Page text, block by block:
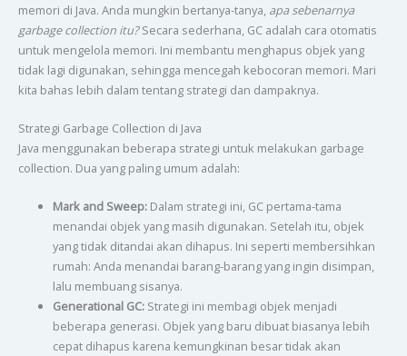
memori di Java. Anda mungkin bertanya-tanya, apa sebenarnya
garbage collection itu?Secara sederhana, GC adalah cara otomatis
untuk mengelola memori. Ini membantu menghapus objek yang
tidak lagi digunakan, sehingga mencegah kebocoran memori. Mari
kita bahas lebih dalam tentang strategi dan dampaknya.
Strategi Garbage Collection di Java
Java menggunakan beberapa strategi untuk melakukan garbage
collection. Dua yang paling umum adalah:
Mark and Sweep:Dalam strategi ini, GC pertama-tama
menandai objek yang masih digunakan. Setelah itu, objek
yang tidak ditandai akan dihapus. Ini seperti membersihkan
rumah: Anda menandai barang-barang yang ingin disimpan,
lalu membuang sisanya.
Generational GC:Strategi ini membagi objek menjadi
beberapa generasi. Objek yang baru dibuat biasanya lebih
cepat dihapus karena kemungkinan besar tidak akan